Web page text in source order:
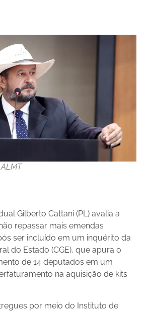
Gilberto Cattani (PL) avalia a
repassar mais emendas
ser incluído em um inquérito da
do Estado (CGE), que apura o
de 14 deputados em um
na aquisição de kits
por meio do Instituto de